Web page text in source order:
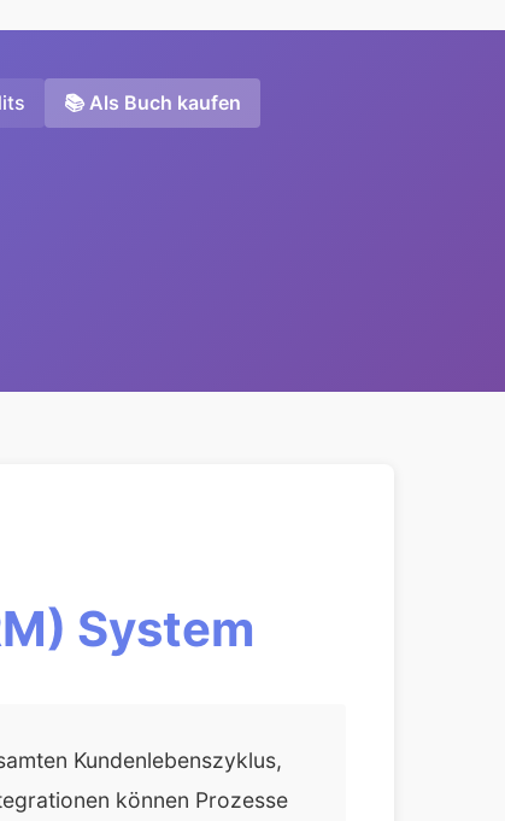
📚 Als Buch kaufen
System
Kundenlebenszyklus,
können Prozesse